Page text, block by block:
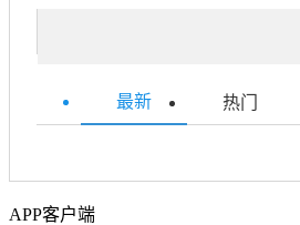
最新 热门
APP客户端